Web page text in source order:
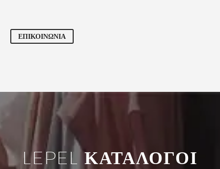
ΕΠΙΚΟΙΝΩΝΙΑ
LEPEL ΚΑΤΑΛΟΓΟΙ